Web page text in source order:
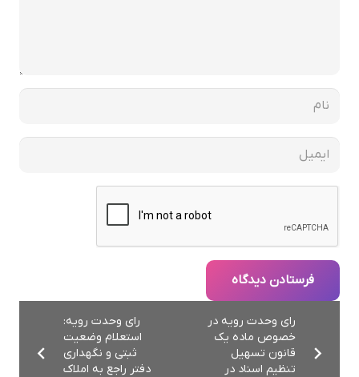
فرستادن دیدگاه
رای وحدت رویه:
استعلام وضعیت
ثبتی و نگهداری
دفتر راجع به املاک
رای وحدت رویه در
خصوص ماده یک
قانون تسهیل
تنظیم اسناد در